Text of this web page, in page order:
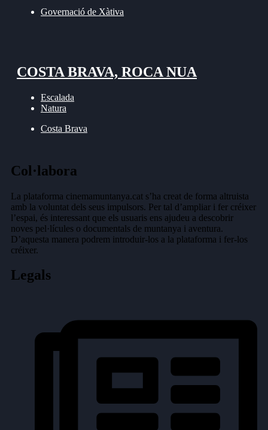
Governació de Xàtiva
COSTA BRAVA, ROCA NUA
Escalada
Natura
Costa Brava
Col·labora
La plataforma cinemamuntanya.cat s’ha creat de forma altruista
amb la voluntat dels seus impulsors. Per tal d’ampliar i fer créixer
l’espai, és interessant que els usuaris ens ajudeu a descobrir
noves pel·lícules o documentals de muntanya i aventura.
D’aquesta manera podrem introduir-los a la plataforma i fer-los
créixer.
Legals